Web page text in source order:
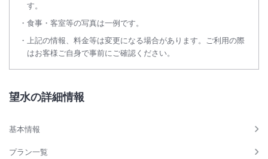
す。
食事・客室等の写真は一例です。
上記の情報、料金等は変更になる場合があります。ご利用の際
はお客様ご自身で事前にご確認ください。
望水の詳細情報
基本情報
プラン一覧